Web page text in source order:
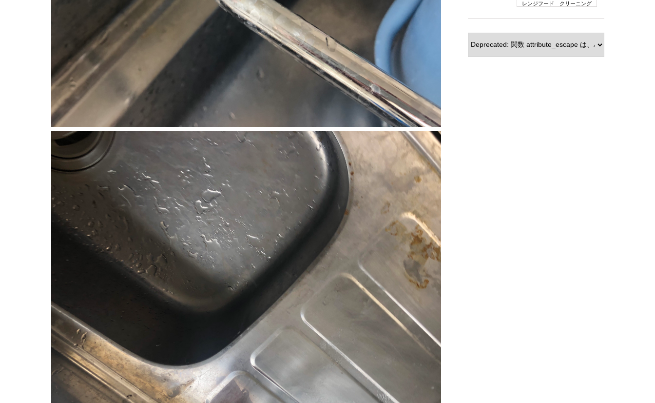
レンジフード クリーニング